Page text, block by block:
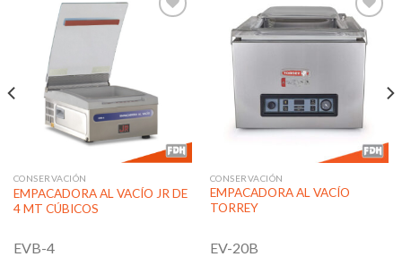
deseos
CONSERVACIÓN
EMPACADORA AL VACÍO JR DE
4 MT CÚBICOS
EVB-4
Añadir
lista de
deseos
CONSERVACIÓN
EMPACADORA AL VACÍO
TORREY
EV-20B